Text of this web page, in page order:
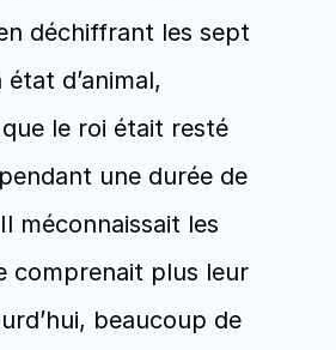
déchiffrant les sept
d’animal,
le roi était resté
une durée de
méconnaissait les
comprenait plus leur
beaucoup de